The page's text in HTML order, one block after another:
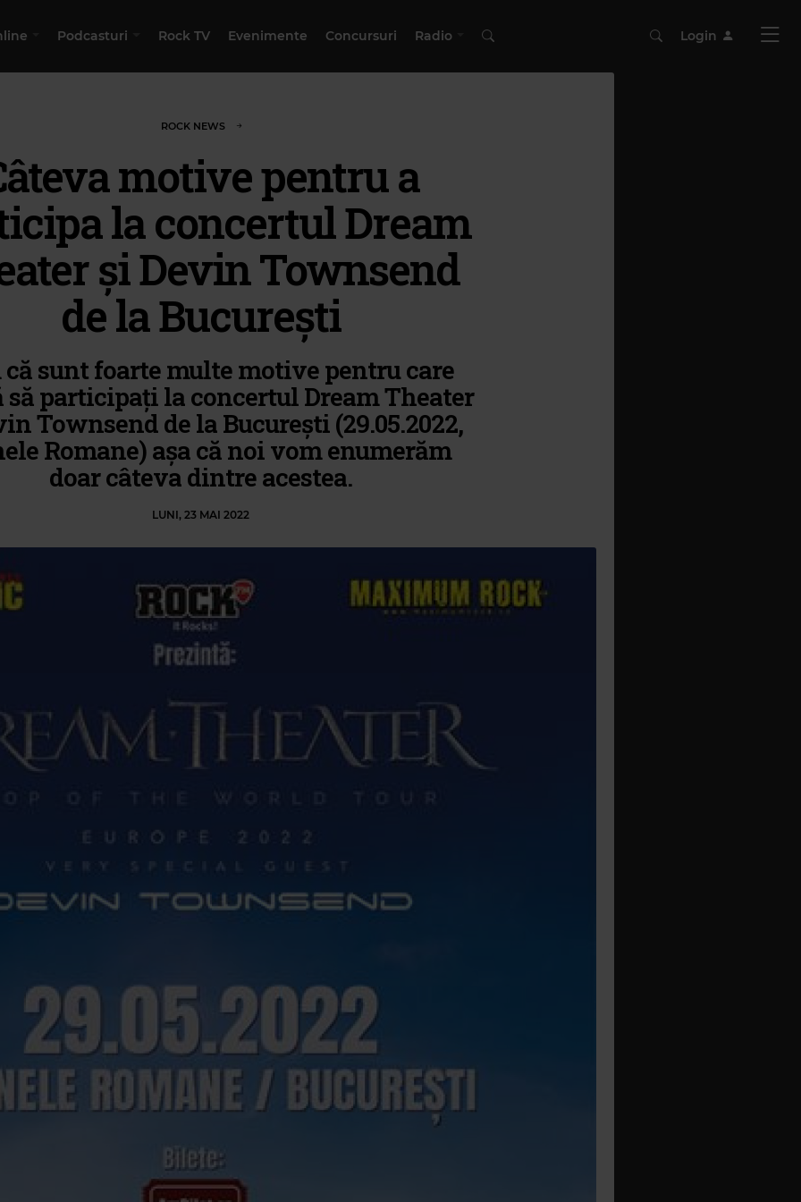
Podcasturi Rock TV Evenimente Concursuri Radio Login
ROCK NEWS
motive pentru a
la concertul Dream
și Devin Townsend
de la București
sunt foarte multe motive pentru care
participați la concertul Dream Theater
Townsend de la București (29.05.2022,
Romane) așa că noi vom enumerăm
doar câteva dintre acestea.
LUNI, 23 MAI 2022